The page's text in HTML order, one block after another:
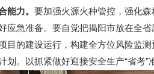
能力。 要加强火源火种管控，强化
应急准备。要自觉把揭阳市放在全
的建设运行，构建全方位风险监测
。以抓紧做好迎接安全生产“省考